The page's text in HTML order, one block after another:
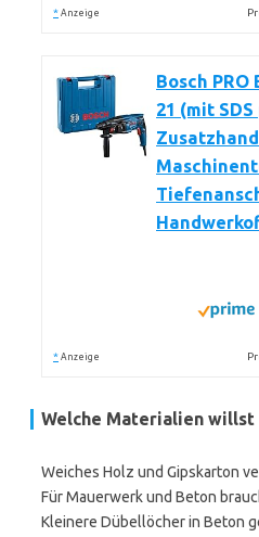
* Anzeige
Bosch PRO
21 (mit
* Anzeige
Welche Materialien willst
Weiches Holz und Gipskarton
Für Mauerwerk und Beton
Kleinere Dübellöcher in Beton